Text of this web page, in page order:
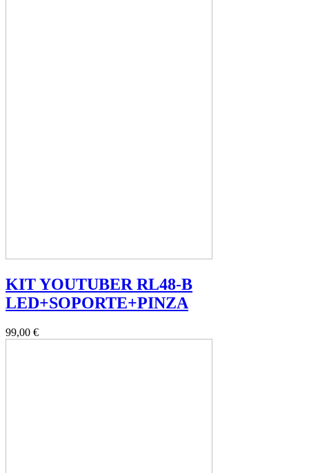
KIT YOUTUBER RL48-B
LED+SOPORTE+PINZA
99,00 €